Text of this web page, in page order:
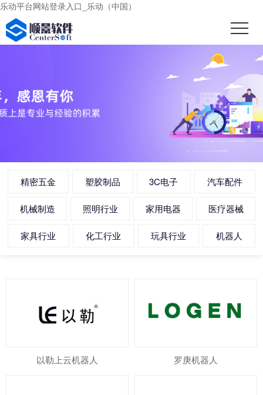
乐动平台网站登录入口_乐动（中国）
精密五金 塑胶制品 3C电子 汽车配件
机械制造 照明行业 家用电器 医疗器械
家具行业 化工行业 玩具行业 机器人
以勒上云机器人 罗庚机器人